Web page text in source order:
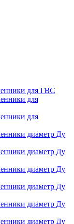
для ГВС
для
для
диаметр Ду
диаметр Ду
диаметр Ду
диаметр Ду
диаметр Ду
диаметр Ду